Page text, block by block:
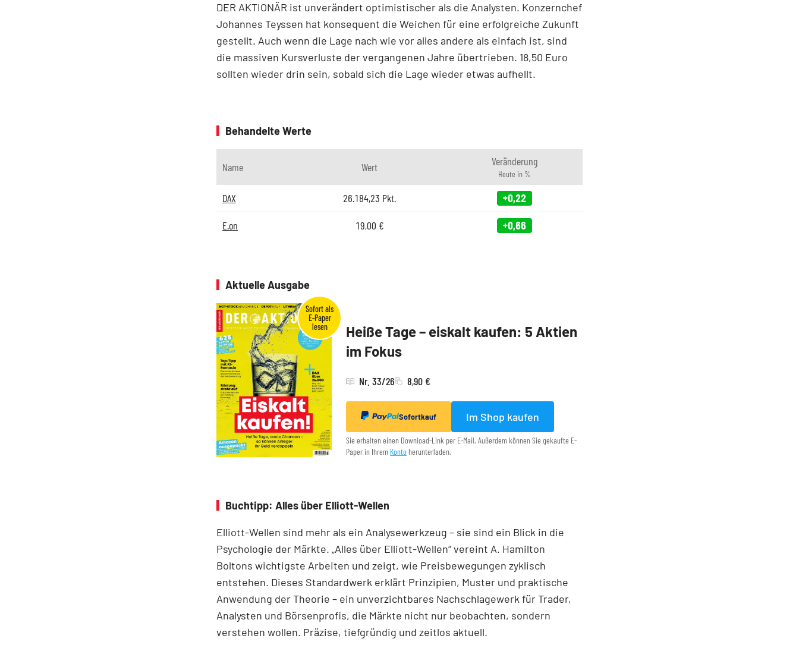
DER AKTIONÄR ist unverändert optimistischer als die Analysten. Konzernchef
Johannes Teyssen hat konsequent die Weichen für eine erfolgreiche Zukunft
gestellt. Auch wenn die Lage nach wie vor alles andere als einfach ist, sind
die massiven Kursverluste der vergangenen Jahre übertrieben. 18,50 Euro
sollten wieder drin sein, sobald sich die Lage wieder etwas aufhellt.
Behandelte Werte
Name Wert Veränderung
Heute in %
DAX 26.184,23 Pkt. +0,22
E.on 19,00 € +0,66
Aktuelle Ausgabe
Heiße Tage – eiskalt kaufen: 5 Aktien
im Fokus
Nr. 33/26 8,90 €
Sofortkauf Im Shop kaufen
Sie erhalten einen Download-Link per E-Mail. Außerdem können Sie gekaufte E-
Paper in Ihrem Konto herunterladen.
Buchtipp: Alles über Elliott-Wellen
Elliott-Wellen sind mehr als ein Analysewerkzeug – sie sind ein Blick in die
Psychologie der Märkte. „Alles über Elliott-Wellen“ vereint A. Hamilton
Boltons wichtigste Arbeiten und zeigt, wie Preisbewegungen zyklisch
entstehen. Dieses Standardwerk erklärt Prinzipien, Muster und praktische
Anwendung der Theorie – ein unverzichtbares Nachschlagewerk für Trader,
Analysten und Börsenprofis, die Märkte nicht nur beobachten, sondern
verstehen wollen. Präzise, tiefgründig und zeitlos aktuell.